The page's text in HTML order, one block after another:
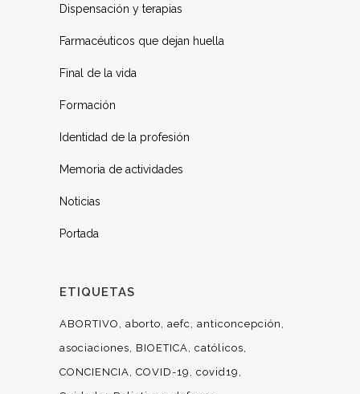
Dispensación y terapias
Farmacéuticos que dejan huella
Final de la vida
Formación
Identidad de la profesión
Memoria de actividades
Noticias
Portada
ETIQUETAS
ABORTIVO aborto aefc
anticoncepción
asociaciones
BIOETICA católicos
CONCIENCIA COVID-19
covid19